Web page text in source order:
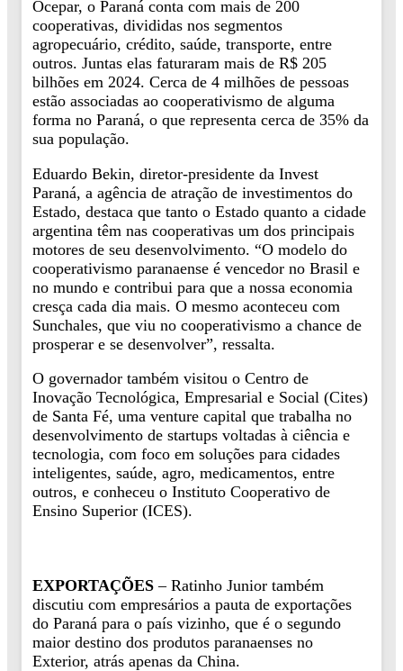
Ocepar, o Paraná conta com mais de 200
cooperativas, divididas nos segmentos
agropecuário, crédito, saúde, transporte, entre
outros. Juntas elas faturaram mais de R$ 205
bilhões em 2024. Cerca de 4 milhões de pessoas
estão associadas ao cooperativismo de alguma
forma no Paraná, o que representa cerca de 35% da
sua população.
Eduardo Bekin, diretor-presidente da Invest
Paraná, a agência de atração de investimentos do
Estado, destaca que tanto o Estado quanto a cidade
argentina têm nas cooperativas um dos principais
motores de seu desenvolvimento. “O modelo do
cooperativismo paranaense é vencedor no Brasil e
no mundo e contribui para que a nossa economia
cresça cada dia mais. O mesmo aconteceu com
Sunchales, que viu no cooperativismo a chance de
prosperar e se desenvolver”, ressalta.
O governador também visitou o Centro de
Inovação Tecnológica, Empresarial e Social (Cites)
de Santa Fé, uma venture capital que trabalha no
desenvolvimento de startups voltadas à ciência e
tecnologia, com foco em soluções para cidades
inteligentes, saúde, agro, medicamentos, entre
outros, e conheceu o Instituto Cooperativo de
Ensino Superior (ICES).
EXPORTAÇÕES– Ratinho Junior também
discutiu com empresários a pauta de exportações
do Paraná para o país vizinho, que é o segundo
maior destino dos produtos paranaenses no
Exterior, atrás apenas da China.